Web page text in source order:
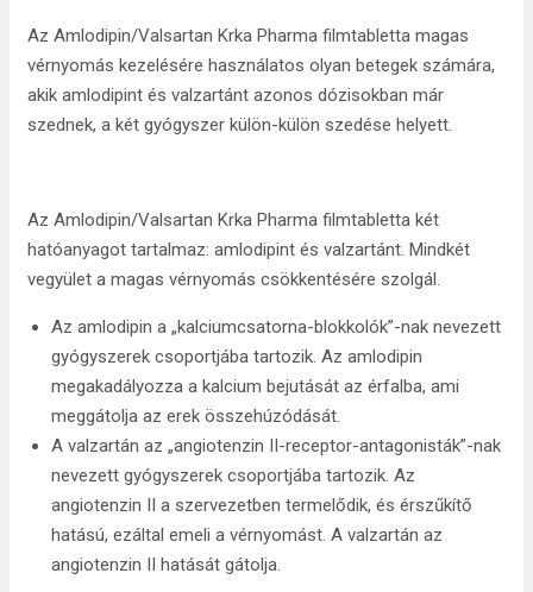
Az Amlodipin/Valsartan Krka Pharma filmtabletta magas
vérnyomás kezelésére használatos olyan betegek számára,
akik amlodipint és valzartánt azonos dózisokban már
szednek, a két gyógyszer külön-külön szedése helyett.
Az Amlodipin/Valsartan Krka Pharma filmtabletta két
hatóanyagot tartalmaz: amlodipint és valzartánt. Mindkét
vegyület a magas vérnyomás csökkentésére szolgál.
Az amlodipin a „kalciumcsatorna-blokkolók”-nak nevezett
gyógyszerek csoportjába tartozik. Az amlodipin
megakadályozza a kalcium bejutását az érfalba, ami
meggátolja az erek összehúzódását.
A valzartán az „angiotenzin II-receptor-antagonisták”-nak
nevezett gyógyszerek csoportjába tartozik. Az
angiotenzin II a szervezetben termelődik, és érszűkítő
hatású, ezáltal emeli a vérnyomást. A valzartán az
angiotenzin II hatását gátolja.